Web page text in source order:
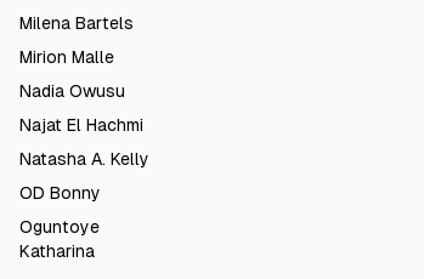
Milena Bartels
Mirion Malle
Nadia Owusu
Najat El Hachmi
Natasha A. Kelly
OD Bonny
Oguntoye
Katharina